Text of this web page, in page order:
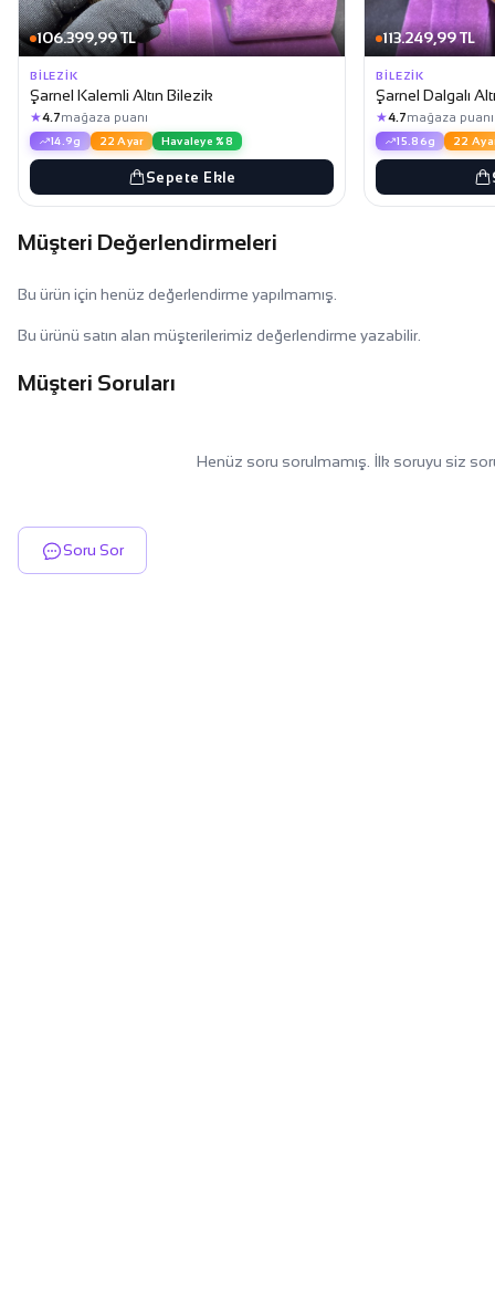
106.399,99 TL
BILEZIK
Şarnel Kalemli Altın Bilezik
★4.7mağaza puanı
14.9g 22 Ayar Havaleye %8
Sepete Ekle
113.249,99 TL
BILEZIK
Şarnel Dalgalı
★4.7mağaza puanı
15.86g 22
Müşteri Değerlendirmeleri
Bu ürün için henüz değerlendirme yapılmamış.
Bu ürünü satın alan müşterilerimiz değerlendirme yazabilir.
Müşteri Soruları
Henüz soru sorulmamış. İlk soruyu siz
Soru Sor